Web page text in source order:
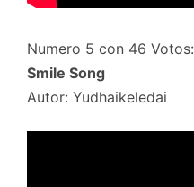
Numero 5 con 46 Votos:
Smile Song
Autor: Yudhaikeledai